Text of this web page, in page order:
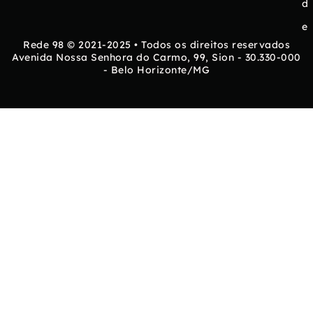
d
e
Rede 98 © 2021-2025 • Todos os direitos reservados
Avenida Nossa Senhora do Carmo, 99, Sion - 30.330-000
- Belo Horizonte/MG